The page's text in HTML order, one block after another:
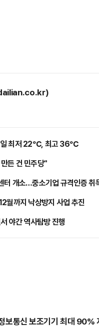
일 최저 22℃, 최고 36℃
든 건 민주당"
터 개소…중소기업 규격인증 취
월까지 낙상방지 사업 추진
야간 역사탐방 진행
보통신 보조기기 최대 90%